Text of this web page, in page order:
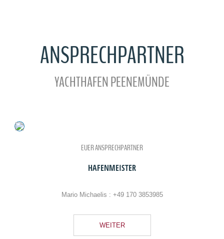
ANSPRECHPARTNER
YACHTHAFEN PEENEMÜNDE
EUER ANSPRECHPARTNER
HAFENMEISTER
Mario Michaelis : +49 170 3853985
WEITER